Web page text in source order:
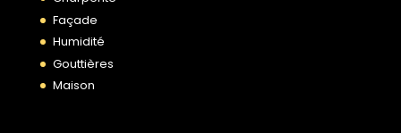
Façade
Humidité
Gouttières
Maison